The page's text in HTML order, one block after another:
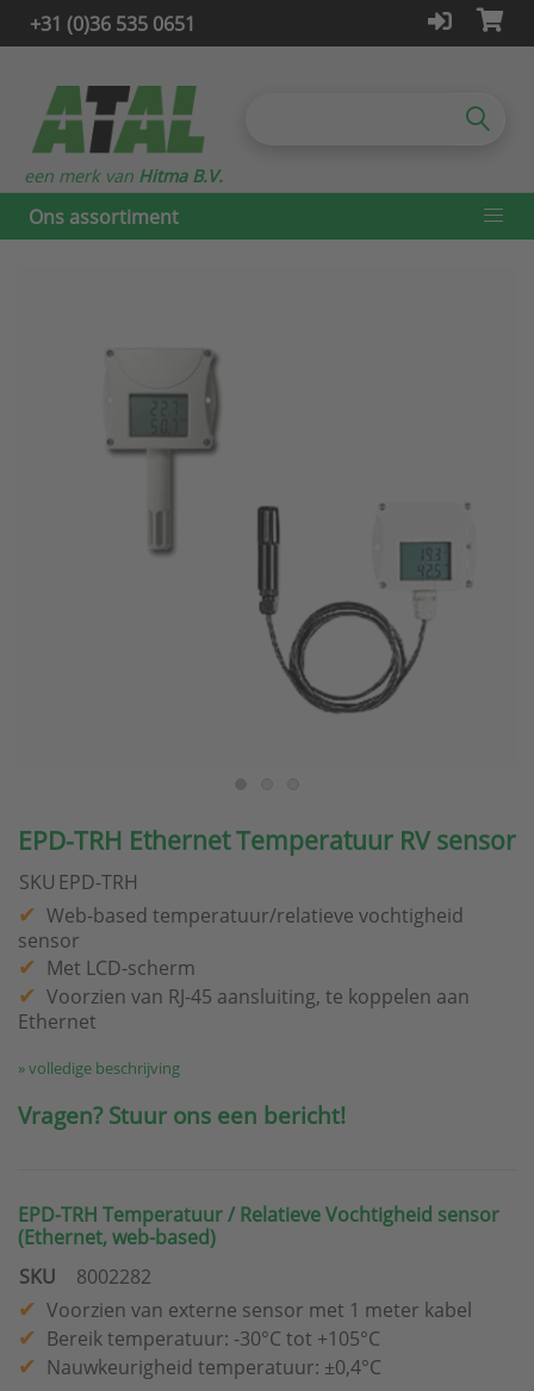
+31 (0)36 535 0651
Ons assortiment
een merk van Hitma B.V.
EPD-TRH Ethernet Temperatuur RV sensor
SKU EPD-TRH
Web-based temperatuur/relatieve vochtigheid
sensor
Met LCD-scherm
Voorzien van RJ-45 aansluiting, te koppelen aan
Ethernet
» volledige beschrijving
Vragen? Stuur ons een bericht!
EPD-TRH Temperatuur / Relatieve Vochtigheid sensor
(Ethernet, web-based)
SKU
8002282
Voorzien van externe sensor met 1 meter kabel
Bereik temperatuur: -30°C tot +105°C
Nauwkeurigheid temperatuur: ±0,4°C